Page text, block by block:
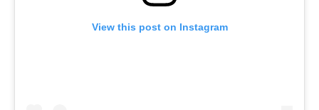
View this post on Instagram